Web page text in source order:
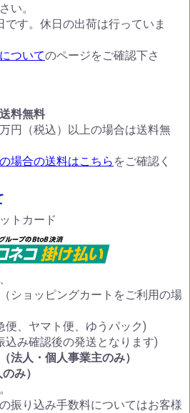
い。
す。休日の出荷は行っていま
ついてのページをご確認下さ
料無料
円（税込）以上の場合は送料無
場合の送料はこちら をご確認く
（ショッピングカートをご利用の場
便、ヤマト便、ゆうパック)
込み確認後の発送となります)
法人・個人事業主のみ）
み）
振り込み手数料についてはお客様